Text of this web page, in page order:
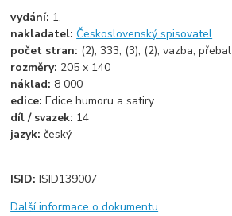
vydání: 1.
nakladatel: Československý spisovatel
počet stran: (2), 333, (3), (2), vazba, přebal
rozměry: 205 x 140
náklad: 8 000
edice:Edice humoru a satiry
díl / svazek: 14
jazyk:český
ISID:ISID139007
Další informace o dokumentu